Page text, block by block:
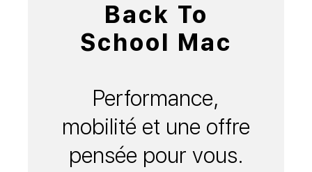
Back To
School Mac
Performance,
mobilité et une offre
pensée pour vous.